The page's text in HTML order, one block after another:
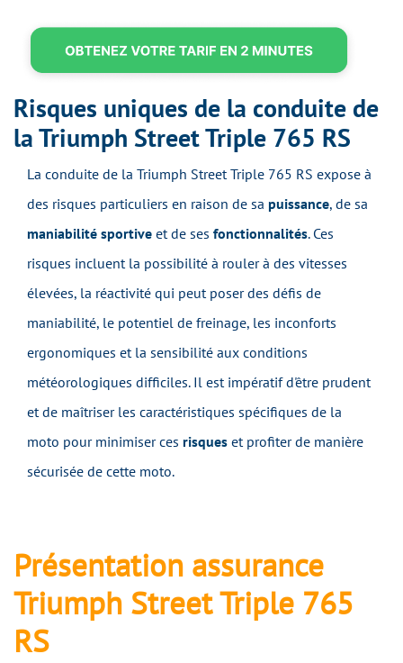
Risques uniques de la conduite de
la Triumph Street Triple 765 RS
La conduite de la Triumph Street Triple 765 RS expose à
des risques particuliers en raison de sa puissance, de sa
maniabilité sportive et de ses fonctionnalités. Ces
risques incluent la possibilité à rouler à des vitesses
élevées, la réactivité qui peut poser des défis de
maniabilité, le potentiel de freinage, les inconforts
ergonomiques et la sensibilité aux conditions
météorologiques difficiles. Il est impératif d'être prudent
et de maîtriser les caractéristiques spécifiques de la
moto pour minimiser ces risques et profiter de manière
sécurisée de cette moto.
Présentation assurance
Triumph Street Triple 765
RS